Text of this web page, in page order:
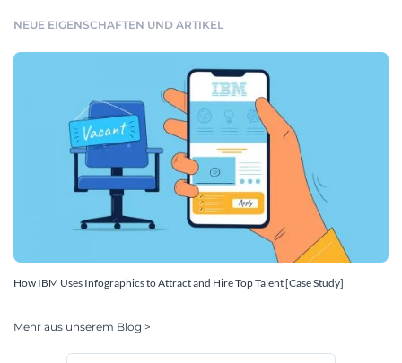
NEUE EIGENSCHAFTEN UND ARTIKEL
How IBM Uses Infographics to Attract and Hire Top Talent [Case Study]
Mehr aus unserem Blog >